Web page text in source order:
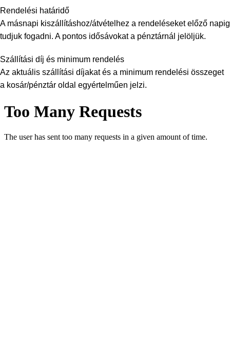
Rendelési határidő
A másnapi kiszállításhoz/átvételhez a rendeléseket előző napig
tudjuk fogadni. A pontos idősávokat a pénztárnál jelöljük.
Szállítási díj és minimum rendelés
Az aktuális szállítási díjakat és a minimum rendelési összeget
a kosár/pénztár oldal egyértelműen jelzi.